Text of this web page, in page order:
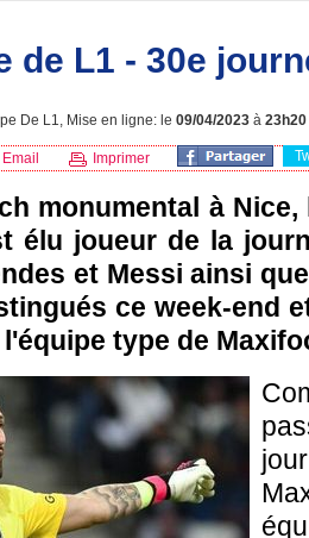
de L1 - 30e
De L1, Mise en ligne: le 09/04/2023 à 23h20
Email Imprimer
monumental à
élu joueur de la
et Messi ainsi
ce week-end
type de